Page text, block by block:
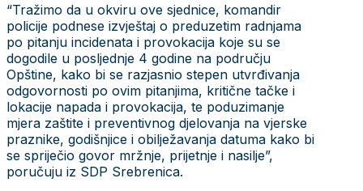
“Tražimo da u okviru ove sjednice, komandir
policije podnese izvještaj o preduzetim radnjama
po pitanju incidenata i provokacija koje su se
dogodile u posljednje 4 godine na području
Opštine, kako bi se razjasnio stepen utvrđivanja
odgovornosti po ovim pitanjima, kritične tačke i
lokacije napada i provokacija, te poduzimanje
mjera zaštite i preventivnog djelovanja na vjerske
praznike, godišnjice i obilježavanja datuma kako bi
se spriječio govor mržnje, prijetnje i nasilje”,
poručuju iz SDP Srebrenica.